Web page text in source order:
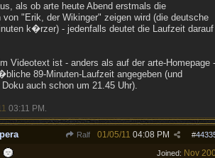
als ob arte heute Abend erstmals die
von "Erik, der Wikinger" zeigen wird (die deutsche
k�rzer) - jedenfalls deutet die Laufzeit darauf
Videotext ist - anders als auf der arte-Homepage -
89-Minuten-Laufzeit angegeben (und
auch schon um 21.45 Uhr).
03:11 PM
Ralf #
01/05/11 04:08 PM
Joined: Nov